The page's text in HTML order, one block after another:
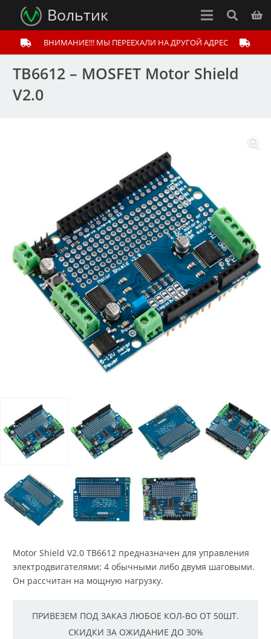
Вольтик
ВНИМАНИЕ!!! МЫ ПЕРЕЕХАЛИ НА ДРУГОЙ АДРЕС
TB6612 – MOSFET Motor Shield
V2.0
Motor Shield V2.0 TB6612 предназначен для управления
электродвигателями: 4 обычными либо двумя шаговыми.
Он рассчитан на мощную нагрузку.
ПРИВЕЗЕМ ПОД ЗАКАЗ ЛЮБОЕ КОЛ-ВО ОТ 50ШТ.
СКИДКИ ЗА ОЖИДАНИЕ ДО 30%